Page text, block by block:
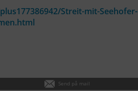
Streit-mit-Seehofer-
Send på mail